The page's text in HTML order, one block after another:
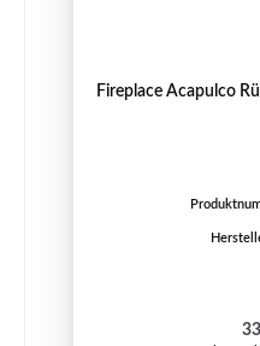
Fireplace Acapulco